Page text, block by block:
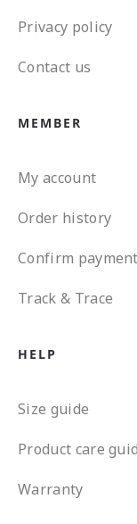
Privacy policy
Contact us
MEMBER
My account
Order history
Confirm payment
Track & Trace
HELP
Size guide
Product care
Warranty